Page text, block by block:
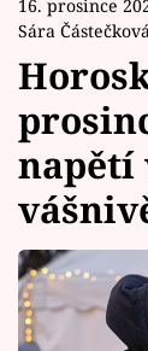
Témata
Celebrity
Vztahy
Seriály
16. prosince
Sára
napětí